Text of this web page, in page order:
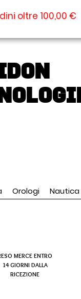
oltre 100,00 €
Orologi Nautica
MERCE ENTRO
14 GIORNI DALLA
RICEZIONE